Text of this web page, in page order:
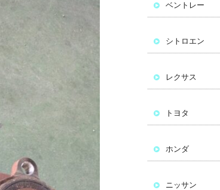
ベントレー
シトロエン
レクサス
トヨタ
ホンダ
ニッサン